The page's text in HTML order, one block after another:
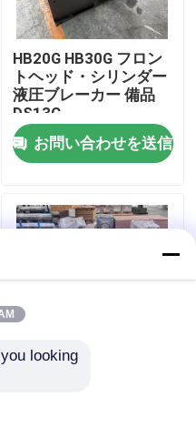
HB20G HB30G フロン
トヘッド・シリンダー
液圧ブレーカー 備品
DS13C
お問い合わせを送信
looking